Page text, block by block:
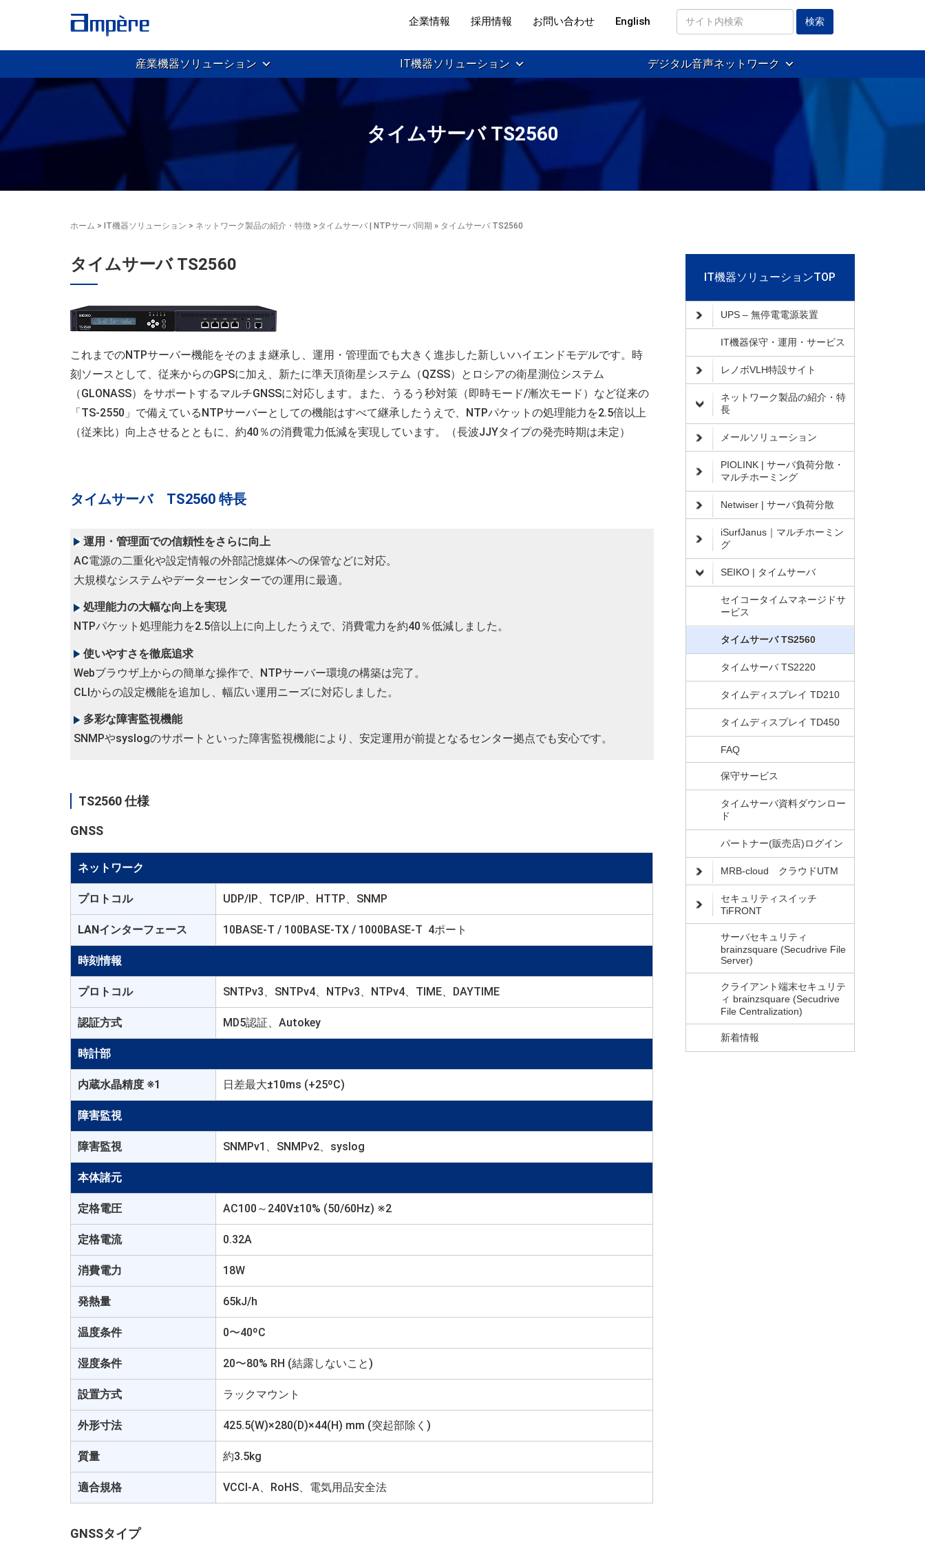
企業情報 採用情報 お問い合わせ English
サ
イ
ト
産業機器ソリューション IT機器ソリューション デジタル音声ネットワーク
タイムサーバ TS2560
ホーム > IT機器ソリューション > ネットワーク製品の紹介・特徴 >タイムサーバ | NTPサーバ同期 » タイムサーバ TS2560
タイムサーバ TS2560
これまでのNTPサーバー機能をそのまま継承し、運用・管理面でも大きく進歩した新しいハイエンドモデルです。時
刻ソースとして、従来からのGPSに加え、新たに準天頂衛星システム（QZSS）とロシアの衛星測位システム
（GLONASS）をサポートするマルチGNSSに対応します。また、うるう秒対策（即時モード/漸次モード）など従来の
「TS-2550」で備えているNTPサーバーとしての機能はすべて継承したうえで、NTPパケットの処理能力を2.5倍以上
（従来比）向上させるとともに、約40％の消費電力低減を実現しています。（長波JJYタイプの発売時期は未定）
タイムサーバ TS2560 特長
運用・管理面での信頼性をさらに向上
AC電源の二重化や設定情報の外部記憶媒体への保管などに対応。
大規模なシステムやデーターセンターでの運用に最適。
処理能力の大幅な向上を実現
NTPパケット処理能力を2.5倍以上に向上したうえで、消費電力を約40％低減しました。
使いやすさを徹底追求
Webブラウザ上からの簡単な操作で、NTPサーバー環境の構築は完了。
CLIからの設定機能を追加し、幅広い運用ニーズに対応しました。
多彩な障害監視機能
SNMPやsyslogのサポートといった障害監視機能により、安定運用が前提となるセンター拠点でも安心です。
TS2560 仕様
GNSS
ネットワーク
プロトコル UDP/IP、TCP/IP、HTTP、SNMP
LANインターフェース 10BASE-T / 100BASE-TX / 1000BASE-T 4ポート
時刻情報
プロトコル SNTPv3、SNTPv4、NTPv3、NTPv4、TIME、DAYTIME
認証方式 MD5認証、Autokey
時計部
内蔵水晶精度 ※1 日差最大±10ms (+25ºC)
障害監視
障害監視 SNMPv1、SNMPv2、syslog
本体諸元
定格電圧 AC100～240V±10% (50/60Hz) ※2
定格電流 0.32A
消費電力 18W
発熱量 65kJ/h
温度条件 0〜40ºC
湿度条件 20〜80% RH (結露しないこと)
設置方式 ラックマウント
外形寸法 425.5(W)×280(D)×44(H) mm (突起部除く)
質量 約3.5kg
適合規格 VCCI-A、RoHS、電気用品安全法
GNSSタイプ
IT機器ソリューションTOP
UPS – 無停電電源装置
IT機器保守・運用・サービス
レノボVLH特設サイト
ネットワーク製品の紹介・特
長
メールソリューション
PIOLINK | サーバ負荷分散・
マルチホーミング
Netwiser | サーバ負荷分散
iSurfJanus｜マルチホーミン
グ
SEIKO | タイムサーバ
セイコータイムマネージドサ
ービス
タイムサーバ TS2560
タイムサーバ TS2220
タイムディスプレイ TD210
タイムディスプレイ TD450
FAQ
保守サービス
タイムサーバ資料ダウンロー
ド
パートナー(販売店)ログイン
MRB-cloud クラウドUTM
セキュリティスイッチ
TiFRONT
サーバセキュリティ
brainzsquare (Secudrive File
Server)
クライアント端末セキュリテ
ィ brainzsquare (Secudrive
File Centralization)
新着情報